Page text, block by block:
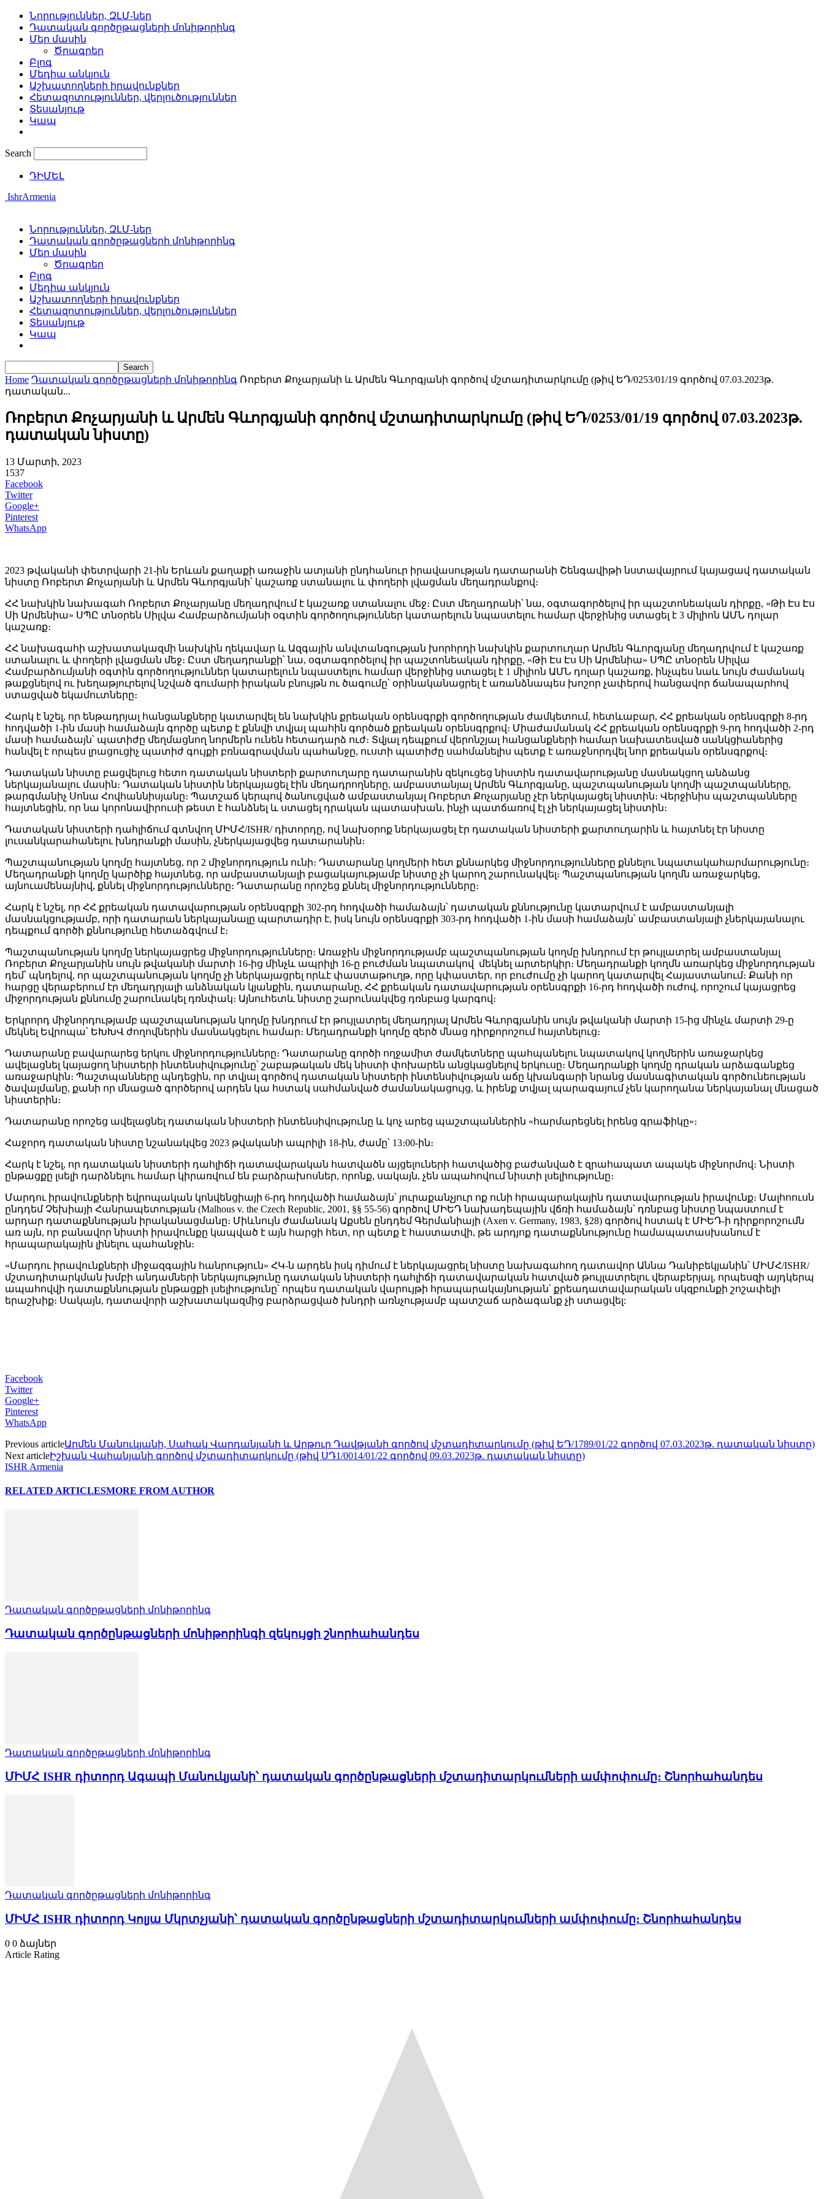
Նորություններ, ԶԼՄ-ներ
Դատական գործըթացների մոնիթորինգ
Մեր մասին
Ծրագրեր
Բլոգ
Մեդիա անկյուն
Աշխատողների իրավունքներ
Հետազոտություններ, վերլուծություններ
Տեսանյութ
Կապ
Search
ԴԻՄԵԼ
IshrArmenia
Նորություններ, ԶԼՄ-ներ
Դատական գործըթացների մոնիթորինգ
Մեր մասին
Ծրագրեր
Բլոգ
Մեդիա անկյուն
Աշխատողների իրավունքներ
Հետազոտություններ, վերլուծություններ
Տեսանյութ
Կապ
Home Դատական գործըթացների մոնիթորինգ Ռոբերտ Քոչարյանի և Արմեն Գևորգյանի գործով մշտադիտարկումը (թիվ ԵԴ/0253/01/19 գործով 07.03.2023թ.
դատական...
Ռոբերտ Քոչարյանի և Արմեն Գևորգյանի գործով մշտադիտարկումը (թիվ ԵԴ/0253/01/19 գործով 07.03.2023թ.
դատական նիստը)
13 Մարտի, 2023
1537
Facebook
Twitter
Google+
Pinterest
WhatsApp
2023 թվականի փետրվարի 21-ին Երևան քաղաքի առաջին ատյանի ընդհանուր իրավասության դատարանի Շենգավիթի նստավայրում կայացավ դատական
նիստը Ռոբերտ Քոչարյանի և Արմեն Գևորգյանի՝ կաշառք ստանալու և փողերի լվացման մեղադրանքով։
ՀՀ նախկին նախագահ Ռոբերտ Քոչարյանը մեղադրվում է կաշառք ստանալու մեջ։ Ըստ մեղադրանի՝ նա, օգտագործելով իր պաշտոնեական դիրքը, «Թի Էս Էս
Սի Արմենիա» ՍՊԸ տնօրեն Սիլվա Համբարձումյանի օգտին գործողություններ կատարելուն նպաստելու համար վերջինից ստացել է 3 միլիոն ԱՄՆ դոլար
կաշառք։
ՀՀ նախագահի աշխատակազմի նախկին ղեկավար և Ազգային անվտանգության խորհրդի նախկին քարտուղար Արմեն Գևորգյանը մեղադրվում է կաշառք
ստանալու և փողերի լվացման մեջ։ Ըստ մեղադրանքի՝ նա, օգտագործելով իր պաշտոնեական դիրքը, «Թի Էս Էս Սի Արմենիա» ՍՊԸ տնօրեն Սիլվա
Համբարձումյանի օգտին գործողություններ կատարելուն նպաստելու համար վերջինից ստացել է 1 միլիոն ԱՄՆ դոլար կաշառք, ինչպես նաև նույն ժամանակ
թաքցնելով ու խեղաթյուրելով նշված գումարի իրական բնույթն ու ծագումը՝ օրինականացրել է առանձնապես խոշոր չափերով հանցավոր ճանապարհով
ստացված եկամուտները։
Հարկ է նշել, որ ենթադրյալ հանցանքները կատարվել են նախկին քրեական օրենսգրքի գործողության ժամկետում, հետևաբար, ՀՀ քրեական օրենսգրքի 8-րդ
հոդվածի 1-ին մասի համաձայն գործը պետք է քննվի տվյալ պահին գործած քրեական օրենսգրքով։ Միաժամանակ ՀՀ քրեական օրենսգրքի 9-րդ հոդվածի 2-րդ
մասի համաձայն՝ պատիժը մեղմացնող նորմերն ունեն հետադարձ ուժ։ Տվյալ դեպքում վերոնշյալ հանցանքների համար նախատեսված սանկցիաներից
հանվել է որպես լրացուցիչ պատիժ գույքի բռնագրավման պահանջը, ուստի պատիժը սահմանելիս պետք է առաջնորդվել նոր քրեական օրենսգրքով։
Դատական նիստը բացվելուց հետո դատական նիստերի քարտուղարը դատարանին զեկուցեց նիստին դատավարությանը մասնակցող անձանց
ներկայանալու մասին։ Դատական նիստին ներկայացել էին մեղադրողները, ամբաստանյալ Արմեն Գևորգյանը, պաշտպանության կողմի պաշտպանները,
թարգմանիչ Սոնա Հովհաննիսյանը։ Պատշաճ կերպով ծանուցված ամբաստանյալ Ռոբերտ Քոչարյանը չէր ներկայացել նիստին։ Վերջինիս պաշտպանները
հայտնեցին, որ նա կորոնավիրուսի թեստ է հանձնել և ստացել դրական պատասխան, ինչի պատճառով էլ չի ներկայացել նիստին։
Դատական նիստերի դահլիճում գտնվող ՄԻՄՀ/ISHR/ դիտորդը, ով նախօրոք ներկայացել էր դատական նիստերի քարտուղարին և հայտնել էր նիստը
լուսանկարահանելու խնդրանքի մասին, չներկայացվեց դատարանին։
Պաշտպանության կողմը հայտնեց, որ 2 միջնորդություն ունի։ Դատարանը կողմերի հետ քննարկեց միջնորդությունները քննելու նպատակահարմարությունը։
Մեղադրանքի կողմը կարծիք հայտնեց, որ ամբաստանյալի բացակայությամբ նիստը չի կարող շարունակվել։ Պաշտպանության կողմն առաջարկեց,
այնուամենայնիվ, քննել միջնորդությունները։ Դատարանը որոշեց քննել միջնորդությունները։
Հարկ է նշել, որ ՀՀ քրեական դատավարության օրենսգրքի 302-րդ հոդվածի համաձայն՝ դատական քննությունը կատարվում է ամբաստանյալի
մասնակցությամբ, որի դատարան ներկայանալը պարտադիր է, իսկ նույն օրենսգրքի 303-րդ հոդվածի 1-ին մասի համաձայն՝ ամբաստանյալի չներկայանալու
դեպքում գործի քննությունը հետաձգվում է։
Պաշտպանության կողմը ներկայացրեց միջնորդությունները։ Առաջին միջնորդությամբ պաշտպանության կողմը խնդրում էր թույլատրել ամբաստանյալ
Ռոբերտ Քոչարյանին սույն թվականի մարտի 16-ից մինչև ապրիլի 16-ը բուժման նպատակով մեկնել արտերկիր։ Մեղադրանքի կողմն առարկեց միջնորդության
դեմ՝ պնդելով, որ պաշտպանության կողմը չի ներկայացրել որևէ փաստաթուղթ, որը կփաստեր, որ բուժումը չի կարող կատարվել Հայաստանում։ Քանի որ
հարցը վերաբերում էր մեղադրյալի անձնական կյանքին, դատարանը, ՀՀ քրեական դատավարության օրենսգրքի 16-րդ հոդվածի ուժով, որոշում կայացրեց
միջորդության քննումը շարունակել դռնփակ։ Այնուհետև նիստը շարունակվեց դռնբաց կարգով։
Երկրորդ միջնորդությամբ պաշտպանության կողմը խնդրում էր թույլատրել մեղադրյալ Արմեն Գևորգյանին սույն թվականի մարտի 15-ից մինչև մարտի 29-ը
մեկնել Եվրոպա՝ ԵԽԽՎ ժողովներին մասնակցելու համար։ Մեղադրանքի կողմը զերծ մնաց դիրքորոշում հայտնելուց։
Դատարանը բավարարեց երկու միջնորդությունները։ Դատարանը գործի ողջամիտ ժամկետները պահպանելու նպատակով կողմերին առաջարկեց
ավելացնել կայացող նիստերի ինտենսիվությունը՝ շաբաթական մեկ նիստի փոխարեն անցկացնելով երկուսը։ Մեղադրանքի կողմը դրական արձագանքեց
առաջարկին։ Պաշտպանները պնդեցին, որ տվյալ գործով դատական նիստերի ինտենսիվության աճը կխանգարի նրանց մասնագիտական գործունեության
ծավալմանը, քանի որ մնացած գործերով արդեն կա հստակ սահմանված ժամանակացույց, և իրենք տվյալ պարագայում չեն կարողանա ներկայանալ մնացած
նիստերին։
Դատարանը որոշեց ավելացնել դատական նիստերի ինտենսիվությունը և կոչ արեց պաշտպաններին «հարմարեցնել իրենց գրաֆիկը»։
Հաջորդ դատական նիստը նշանակվեց 2023 թվականի ապրիլի 18-ին, ժամը՝ 13։00-ին։
Հարկ է նշել, որ դատական նիստերի դահլիճի դատավարական հատվածն այցելուների հատվածից բաժանված է զրահապատ ապակե միջնորմով։ Նիստի
ընթացքը լսելի դարձնելու համար կիրառվում են բարձրախոսներ, որոնք, սակայն, չեն ապահովում նիստի լսելիությունը։
Մարդու իրավունքների եվրոպական կոնվենցիայի 6-րդ հոդվածի համաձայն՝ յուրաքանչյուր ոք ունի հրապարակային դատավարության իրավունք։ Մալհոուսն
ընդդեմ Չեխիայի Հանրապետության (Malhous v. the Czech Republic, 2001, §§ 55-56) գործով ՄԻԵԴ նախադեպային վճռի համաձայն՝ դռնբաց նիստը նպաստում է
արդար դատաքննության իրականացմանը։ Միևնույն ժամանակ Աքսեն ընդդեմ Գերմանիայի (Axen v. Germany, 1983, §28) գործով հստակ է ՄԻԵԴ-ի դիրքորոշումն
առ այն, որ բանավոր նիստի իրավունքը կապված է այն հարցի հետ, որ պետք է հաստատվի, թե արդյոք դատաքննությունը համապատասխանում է
հրապարակային լինելու պահանջին։
«Մարդու իրավունքների միջազգային հանրություն» ՀԿ-ն արդեն իսկ դիմում է ներկայացրել նիստը նախագահող դատավոր Աննա Դանիբեկյանին՝ ՄԻՄՀ/ISHR/
մշտադիտարկման խմբի անդամների ներկայությունը դատական նիստերի դահլիճի դատավարական հատված թույլատրելու վերաբերյալ, որպեսզի այդկերպ
ապահովվի դատաքննության ընթացքի լսելիությունը՝ որպես դատական վարույթի հրապարակայնության՝ քրեադատավարական սկզբունքի շոշափելի
երաշխիք։ Սակայն, դատավորի աշխատակազմից բարձրացված խնդրի առնչությամբ պատշաճ արձագանք չի ստացվել:
Facebook
Twitter
Google+
Pinterest
WhatsApp
Previous articleԱրմեն Մանուկյանի, Սահակ Վարդանյանի և Արթուր Դավթյանի գործով մշտադիտարկումը (թիվ ԵԴ/1789/01/22 գործով 07.03.2023թ. դատական նիստը)
Next articleԻշխան Վահանյանի գործով մշտադիտարկումը (թիվ ՍԴ1/0014/01/22 գործով 09.03․2023թ. դատական նիստը)
ISHR Armenia
RELATED ARTICLESMORE FROM AUTHOR
Դատական գործըթացների մոնիթորինգ
Դատական գործընթացների մոնիթորինգի զեկույցի շնորհահանդես
Դատական գործըթացների մոնիթորինգ
ՄԻՄՀ ISHR դիտորդ Ագապի Մանուկյանի՝ դատական գործընթացների մշտադիտարկումների ամփոփումը։ Շնորհահանդես
Դատական գործըթացների մոնիթորինգ
ՄԻՄՀ ISHR դիտորդ Կոլյա Մկրտչյանի՝ դատական գործընթացների մշտադիտարկումների ամփոփումը։ Շնորհահանդես
0 0 ձայներ
Article Rating